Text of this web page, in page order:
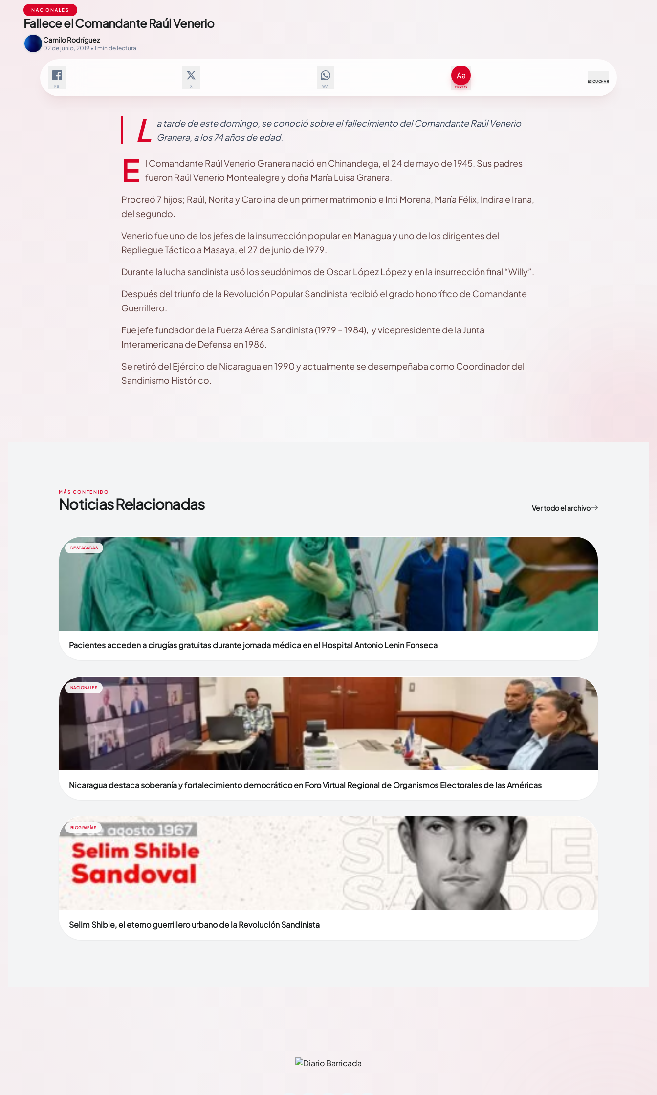
NACIONALES
Fallece el Comandante Raúl Venerio
Camilo Rodríguez
02 de junio, 2019 • 1 min de lectura
FB X WA TEXTO
ESCUCHAR
L a tarde de este domingo, se conoció sobre el fallecimiento del Comandante Raúl Venerio
Granera, a los 74 años de edad.
E l Comandante Raúl Venerio Granera nació en Chinandega, el 24 de mayo de 1945. Sus padres
fueron Raúl Venerio Montealegre y doña María Luisa Granera.
Procreó 7 hijos; Raúl, Norita y Carolina de un primer matrimonio e Inti Morena, María Félix, Indira e Irana,
del segundo.
Venerio fue uno de los jefes de la insurrección popular en Managua y uno de los dirigentes del
Repliegue Táctico a Masaya, el 27 de junio de 1979.
Durante la lucha sandinista usó los seudónimos de Oscar López López y en la insurrección final “Willy”.
Después del triunfo de la Revolución Popular Sandinista recibió el grado honorífico de Comandante
Guerrillero.
Fue jefe fundador de la Fuerza Aérea Sandinista (1979 – 1984), y vicepresidente de la Junta
Interamericana de Defensa en 1986.
Se retiró del Ejército de Nicaragua en 1990 y actualmente se desempeñaba como Coordinador del
Sandinismo Histórico.
MÁS CONTENIDO
Noticias Relacionadas Ver todo el archivo
DESTACADAS
Pacientes acceden a cirugías gratuitas durante jornada médica en el Hospital Antonio Lenin Fonseca
NACIONALES
Nicaragua destaca soberanía y fortalecimiento democrático en Foro Virtual Regional de Organismos Electorales de las Américas
BIOGRAFÍAS
Selim Shible, el eterno guerrillero urbano de la Revolución Sandinista